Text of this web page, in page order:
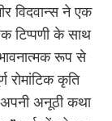
विदवान्स ने एक
टिप्पणी के साथ
रूप से
कृति
अनूठी कथा